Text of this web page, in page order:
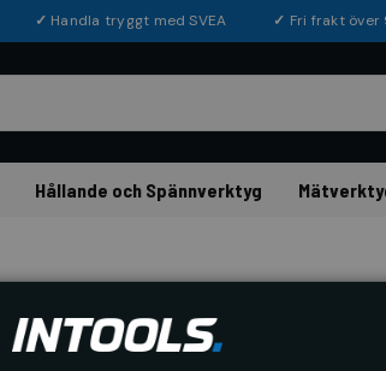
✓ Handla tryggt med SVEA ✓ Fri frakt över
Hållande och Spännverktyg